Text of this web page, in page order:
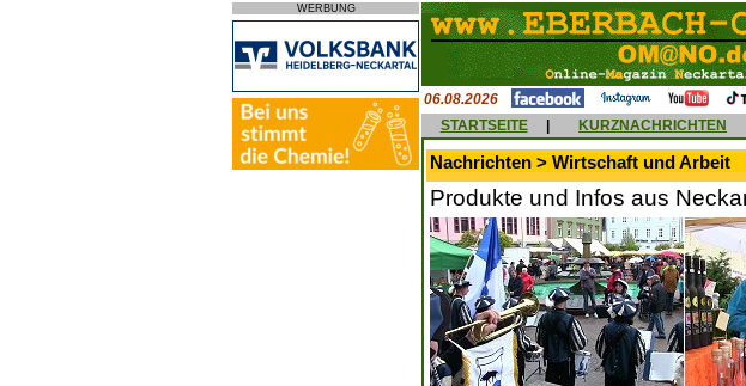
WERBUNG
06.08.2026
STARTSEITE
KURZNACHRICHTEN
Nachrichten > Wirtschaft und Arbeit
Produkte und Infos aus